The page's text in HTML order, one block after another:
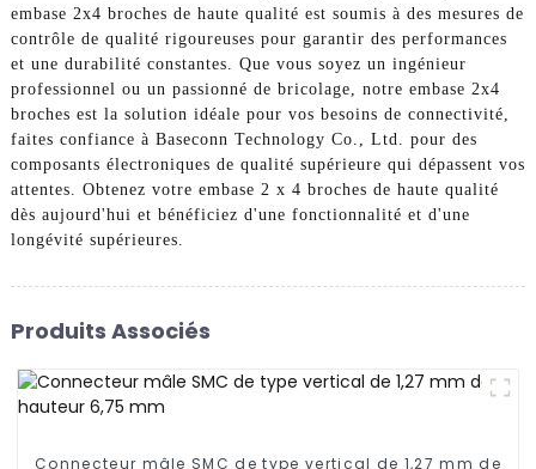
embase 2x4 broches de haute qualité est soumis à des mesures de
contrôle de qualité rigoureuses pour garantir des performances
et une durabilité constantes. Que vous soyez un ingénieur
professionnel ou un passionné de bricolage, notre embase 2x4
broches est la solution idéale pour vos besoins de connectivité,
faites confiance à Baseconn Technology Co., Ltd. pour des
composants électroniques de qualité supérieure qui dépassent vos
attentes. Obtenez votre embase 2 x 4 broches de haute qualité
dès aujourd'hui et bénéficiez d'une fonctionnalité et d'une
longévité supérieures.
Produits Associés
Connecteur mâle SMC de type vertical de 1,27 mm de